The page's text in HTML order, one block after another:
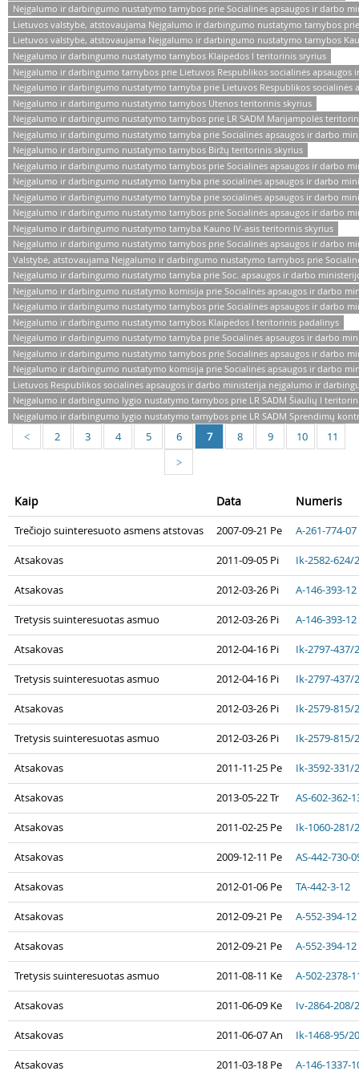
Neįgalumo ir darbingumo nustatymo tarnybos prie Socialinės apsaugos ir darbo
Lietuvos valstybė, atstovaujama Neįgalumo ir darbingumo nustatymo tarnybos
Lietuvos valstybė, atstovaujama Neįgalumo ir darbingumo nustatymo tarnybos
Neįgalumo ir darbingumo nustatymo tarnybos Klaipėdos I teritorinis sryrius
Neįgalumo ir darbingumo tarnybos prie Lietuvos Respublikos socialinės
Neįgalumo ir darbingumo nustatymo tarnyba prie Lietuvos Respublikos
Neįgalumo ir darbingumo nustatymo tarnybos Utenos teritorinis skyrius
Neįgalumo ir darbingumo nustatymo tarnybos prie LR SADM Marijampolės
Neįgalumo ir darbingumo nustatymo tarnyba prie Socialinės apsaugos ir darbo
Neįgalumo ir darbingumo nustatymo tarnybos Biržų teritorinis skyrius
Neįgalumo ir darbingumo nustatymo tarnybos prie Socialinės apsaugos ir darbo
Neįgalumo ir darbingumo nustatymo tarnyba prie socialinės apsaugos ir darbo
Neįgalumo ir darbingumo nustatymo tarnyba prie socialinės apsaugos ir darbo
Neįgalumo ir darbingumo nustatymo tarnybos prie Socialinės apsaugos ir darbo
Neįgalumo ir darbingumo nustatymo tarnyba Kauno IV-asis teritorinis skyrius
Neįgalumo ir darbingumo nustatymo tarnybos prie Socialinės apsaugos ir darbo
Valstybė, atstovaujama Neįgalumo ir darbingumo nustatymo tarnybos prie
Neįgalumo ir darbingumo nustatymo tarnyba prie Soc. apsaugos ir darbo
Neįgalumo ir darbingumo nustatymo komisija prie Socialinės apsaugos ir darbo
Neįgalumo ir darbingumo nustatymo tarnybos prie Socialinės apsaugos ir darbo
Neįgalumo ir darbingumo nustatymo tarnybos Klaipėdos I teritorinis padalinys
Neįgalumo ir darbingumo nustatymo tarnyba prie Socialinės apsaugos ir darbo
Neįgalumo ir darbingumo nustatymo tarnybos prie Socialinės apsaugos ir darbo
Neįgalumo ir darbingumo nustatymo komisija prie Socialinės apsaugos ir darbo
Lietuvos Respublikos socialinės apsaugos ir darbo ministerija neįgalumo ir
Neįgalumo ir darbingumo lygio nustatymo tarnybos prie LR SADM Šiaulių I
Neįgalumo ir darbingumo lygio nustatymo tarnybos prie LR SADM Sprendimų
< 2 3 4 5 6 7 8 9 10 11
>
Kaip Data Numeris
Trečiojo suinteresuoto asmens atstovas 2007-09-21 Pe A-261-774-07
Atsakovas 2011-09-05 Pi Ik-2582-624/
Atsakovas 2012-03-26 Pi A-146-393-12
Tretysis suinteresuotas asmuo 2012-03-26 Pi A-146-393-12
Atsakovas 2012-04-16 Pi Ik-2797-437/
Tretysis suinteresuotas asmuo 2012-04-16 Pi Ik-2797-437/
Atsakovas 2012-03-26 Pi Ik-2579-815/
Tretysis suinteresuotas asmuo 2012-03-26 Pi Ik-2579-815/
Atsakovas 2011-11-25 Pe Ik-3592-331/
Atsakovas 2013-05-22 Tr AS-602-362-
Atsakovas 2011-02-25 Pe Ik-1060-281/
Atsakovas 2009-12-11 Pe AS-442-730-
Atsakovas 2012-01-06 Pe TA-442-3-12
Atsakovas 2012-09-21 Pe A-552-394-12
Atsakovas 2012-09-21 Pe A-552-394-12
Tretysis suinteresuotas asmuo 2011-08-11 Ke A-502-2378-
Atsakovas 2011-06-09 Ke Iv-2864-208/
Atsakovas 2011-06-07 An Ik-1468-95/
Atsakovas 2011-03-18 Pe A-146-1337-